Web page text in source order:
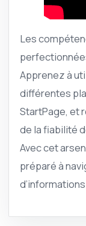
Les
Apprenez à
différentes
StartPage, et
de la fiabilité
Avec cet
préparé à